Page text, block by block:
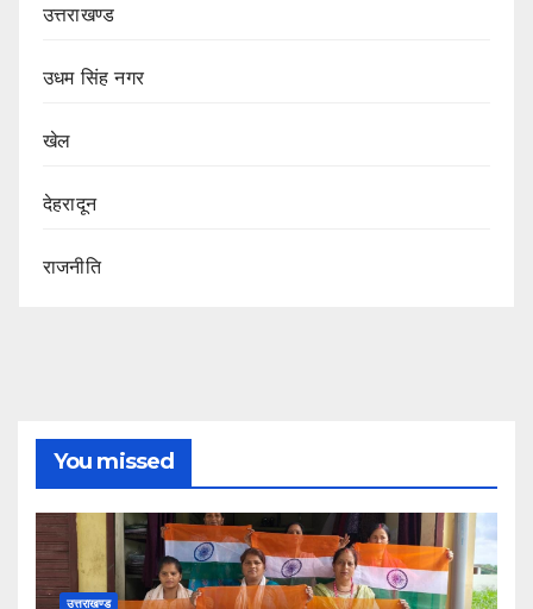
उत्तराखण्ड
उधम सिंह नगर
खेल
देहरादून
राजनीति
You missed
उत्तराखण्ड